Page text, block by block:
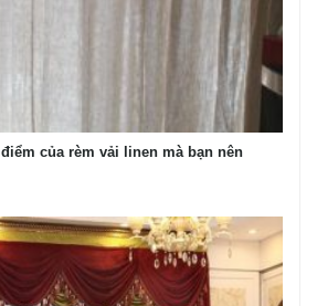
của rèm vải linen mà bạn nên